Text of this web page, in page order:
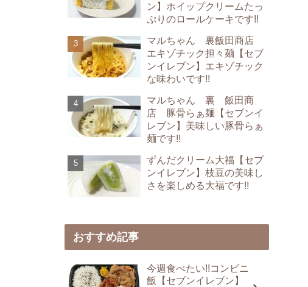
ン】ホイップクリームたっ
ぷりのロールケーキです!!
マルちゃん 裏飯田商店
エキゾチック担々麺【セブ
ンイレブン】エキゾチック
な味わいです!!
マルちゃん 裏 飯田商
店 豚骨らぁ麺【セブンイ
レブン】美味しい豚骨らぁ
麺です!!
ずんだクリーム大福【セブ
ンイレブン】枝豆の美味し
さを楽しめる大福です!!
おすすめ記事
今週食べたい!!コンビニ
飯【セブンイレブン】